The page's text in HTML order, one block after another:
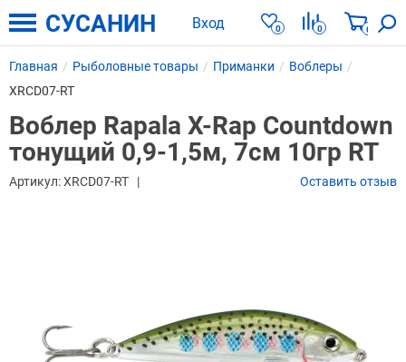
Вход 0 0 0
СУСАНИН
Главная Рыболовные товары Приманки
Воблеры
XRCD07-RT
Воблер Rapala X-Rap Countdown
тонущий 0,9-1,5м, 7см 10гр RT
Артикул:XRCD07-RT Оставить отзыв